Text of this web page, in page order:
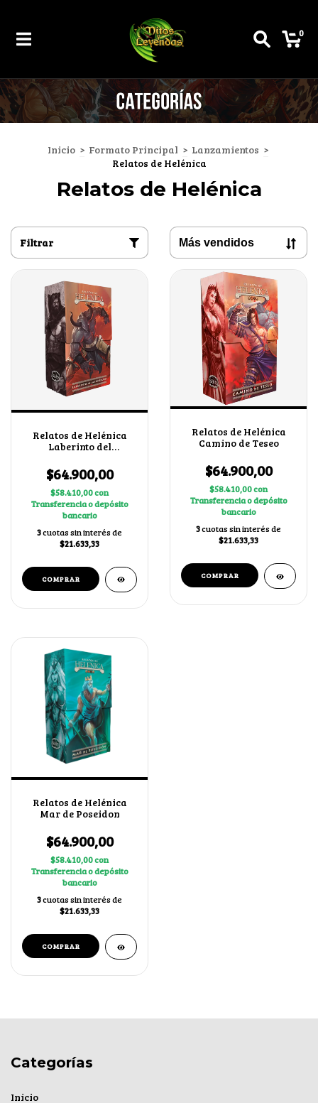
0
Inicio > Formato Principal > Lanzamientos >
Relatos de Helénica
Relatos de Helénica
Filtrar
Relatos de Helénica
Laberinto del
$64.900,00
$58.410,00con
Transferencia o depósito
bancario
3cuotas sin interés de
$21.633,33
Relatos de Helénica
Camino de Teseo
$64.900,00
$58.410,00con
Transferencia o depósito
bancario
3cuotas sin interés de
$21.633,33
Relatos de Helénica
Mar de Poseidon
$64.900,00
$58.410,00con
Transferencia o depósito
bancario
3cuotas sin interés de
$21.633,33
Categorías
Inicio